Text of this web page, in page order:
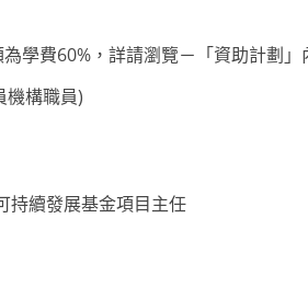
學費60%，詳請瀏覽－「資助計劃」
機構職員)
持續發展基金項目主任